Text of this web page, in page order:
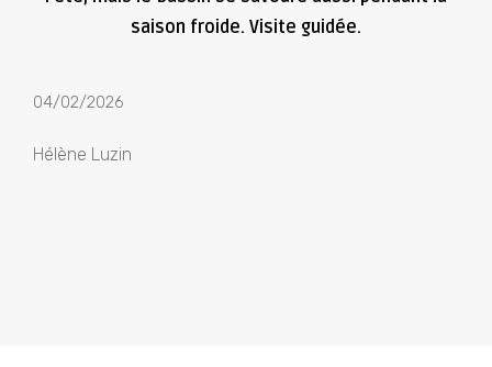
saison froide. Visite guidée.
04/02/2026
Hélène Luzin